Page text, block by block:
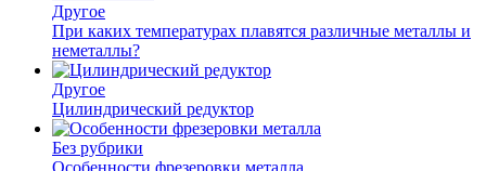
Другое
При каких температурах плавятся различные металлы и
неметаллы?
Другое
Цилиндрический редуктор
Без рубрики
Особенности фрезеровки металла